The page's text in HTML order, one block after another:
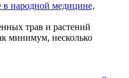
в народной медицине,
трав и растений
минимум, несколько